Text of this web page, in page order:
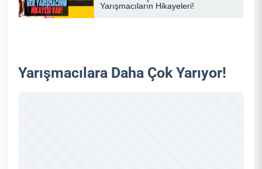
Yarışmacılara Daha Çok Yarıyor!